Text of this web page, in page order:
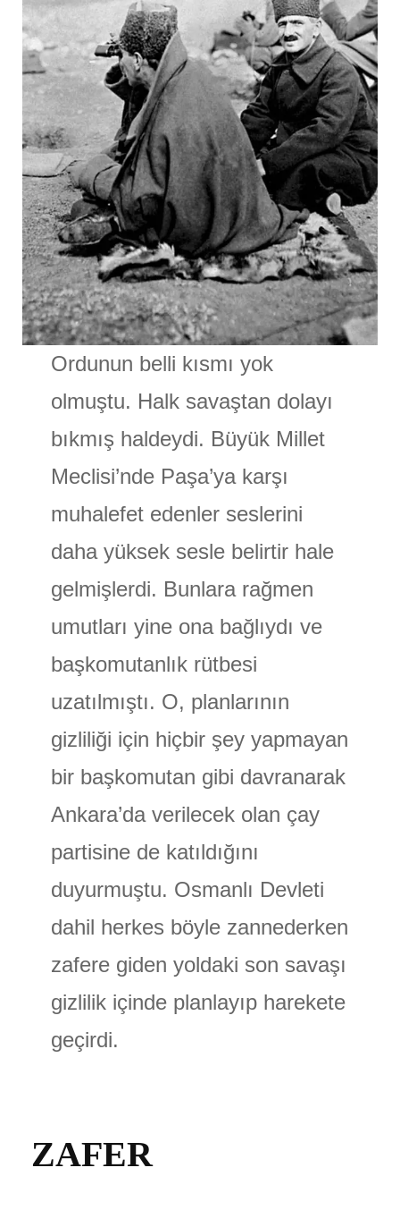
Ordunun belli kısmı yok
olmuştu. Halk savaştan dolayı
bıkmış haldeydi. Büyük Millet
Meclisi’nde Paşa’ya karşı
muhalefet edenler seslerini
daha yüksek sesle belirtir hale
gelmişlerdi. Bunlara rağmen
umutları yine ona bağlıydı ve
başkomutanlık rütbesi
uzatılmıştı. O, planlarının
gizliliği için hiçbir şey yapmayan
bir başkomutan gibi davranarak
Ankara’da verilecek olan çay
partisine de katıldığını
duyurmuştu. Osmanlı Devleti
dahil herkes böyle zannederken
zafere giden yoldaki son savaşı
gizlilik içinde planlayıp harekete
geçirdi.
ZAFER